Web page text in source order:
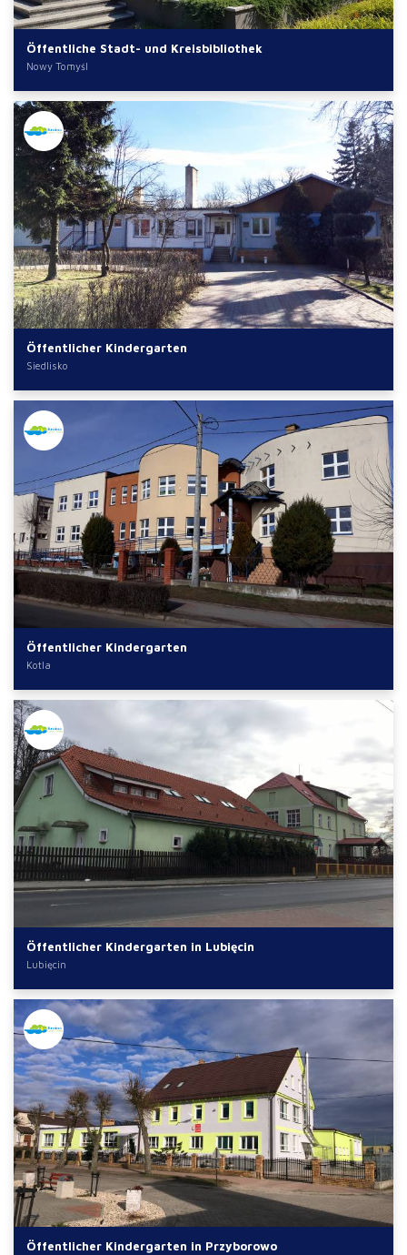
Öffentliche Stadt- und Kreisbibliothek
Nowy Tomyśl
Öffentlicher Kindergarten
Siedlisko
Öffentlicher Kindergarten
Kotla
Öffentlicher Kindergarten in Lubięcin
Lubięcin
Öffentlicher Kindergarten in Przyborowo